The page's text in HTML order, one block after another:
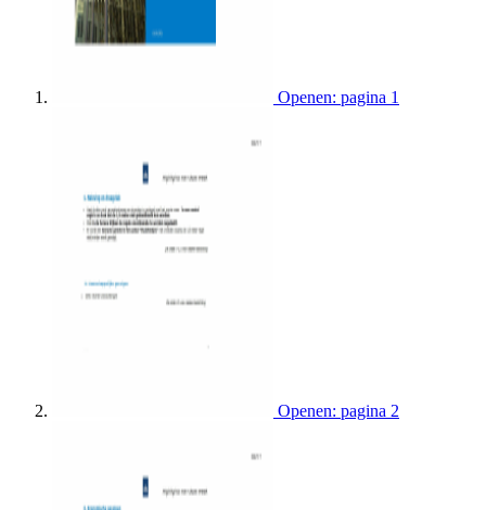
Openen: pagina 1
Openen: pagina 2